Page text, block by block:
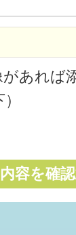
あれば
プ
ポート
ラム
ジン
相談コ
恵袋